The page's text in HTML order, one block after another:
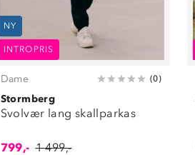
NY
INTROPRIS
Dame (0)
Stormberg
Svolvær lang skallparkas
799,- 1 499,-